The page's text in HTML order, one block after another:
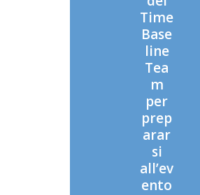
Time
Base
line
Tea
m
per
prep
arar
si
all’ev
ento